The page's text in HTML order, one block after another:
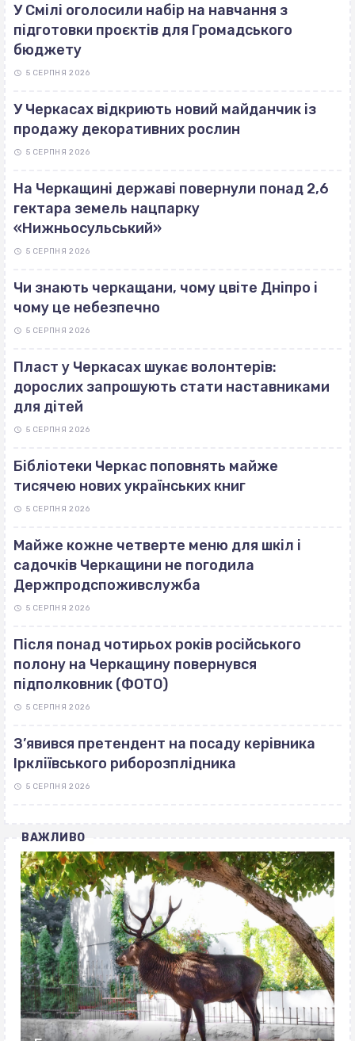
У Смілі оголосили набір на навчання з
підготовки проєктів для Громадського
бюджету
5 СЕРПНЯ 2026
У Черкасах відкриють новий майданчик із
продажу декоративних рослин
5 СЕРПНЯ 2026
На Черкащині державі повернули понад 2,6
гектара земель нацпарку
«Нижньосульський»
5 СЕРПНЯ 2026
Чи знають черкащани, чому цвіте Дніпро і
чому це небезпечно
5 СЕРПНЯ 2026
Пласт у Черкасах шукає волонтерів:
дорослих запрошують стати наставниками
для дітей
5 СЕРПНЯ 2026
Бібліотеки Черкас поповнять майже
тисячею нових українських книг
5 СЕРПНЯ 2026
Майже кожне четверте меню для шкіл і
садочків Черкащини не погодила
Держпродспоживслужба
5 СЕРПНЯ 2026
Після понад чотирьох років російського
полону на Черкащину повернувся
підполковник (ФОТО)
5 СЕРПНЯ 2026
З’явився претендент на посаду керівника
Іркліївського риборозплідника
5 СЕРПНЯ 2026
ВАЖЛИВО